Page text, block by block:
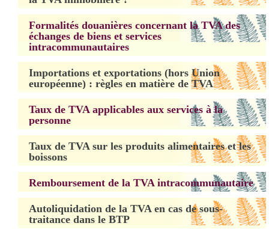
Formalités douanières concernant la TVA des
échanges de biens et services
intracommunautaires
Importations et exportations (hors Union
européenne) : règles en matière de TVA
Taux de TVA applicables aux services à la
personne
Taux de TVA sur les produits alimentaires et les
boissons
Remboursement de la TVA intracommunautaire
Autoliquidation de la TVA en cas de sous-
traitance dans le BTP